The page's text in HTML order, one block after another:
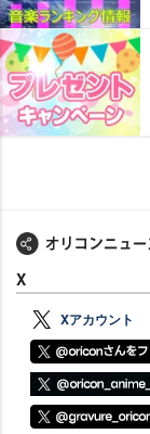
X
Xアカウント